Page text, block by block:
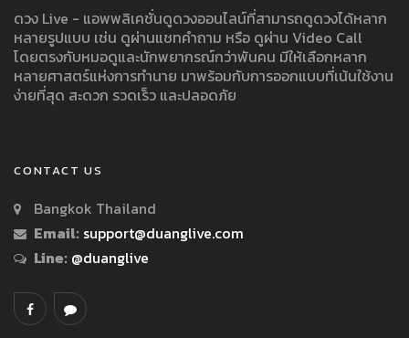
ดวง Live - แอพพลิเคชั่นดูดวงออนไลน์ที่สามารถดูดวงได้หลาก
หลายรูปแบบ เช่น ดูผ่านแชทคำถาม หรือ ดูผ่าน Video Call
โดยตรงกับหมอดูและนักพยากรณ์กว่าพันคน มีให้เลือกหลาก
หลายศาสตร์แห่งการทำนาย มาพร้อมกับการออกแบบที่เน้นใช้งาน
ง่ายที่สุด สะดวก รวดเร็ว และปลอดภัย
CONTACT US
Bangkok Thailand
Email: support@duanglive.com
Line: @duanglive